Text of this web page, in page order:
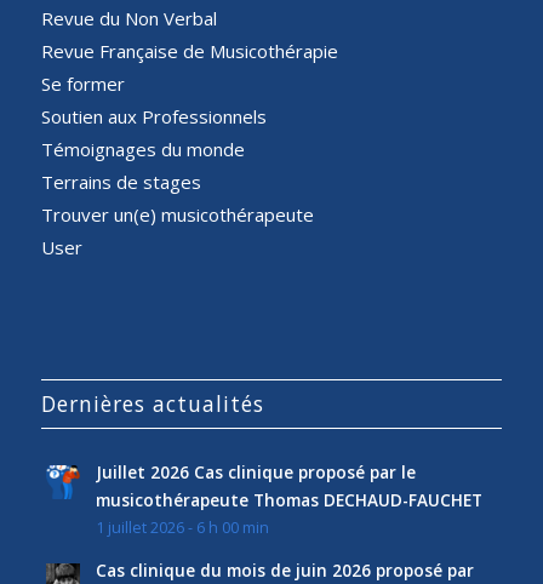
Revue du Non Verbal
Revue Française de Musicothérapie
Se former
Soutien aux Professionnels
Témoignages du monde
Terrains de stages
Trouver un(e) musicothérapeute
User
Dernières actualités
Juillet 2026 Cas clinique proposé par le
musicothérapeute Thomas DECHAUD-FAUCHET
1 juillet 2026 - 6 h 00 min
Cas clinique du mois de juin 2026 proposé par